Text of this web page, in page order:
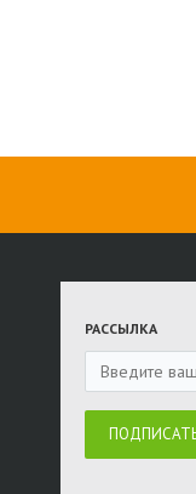
РАССЫЛКА